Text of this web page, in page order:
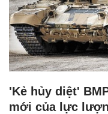
'Kẻ hủy diệt'
mới của lực